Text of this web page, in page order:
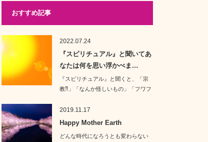
おすすめ記事
2022.07.24
『スピリチュアル』と聞いてあ
なたは何を思い浮かべま…
『スピリチュアル』と聞くと、「宗
教⁈」「なんか怪しいもの」「フワフ
2019.11.17
Happy Mother Earth
どんな時代になろうとも変わらない